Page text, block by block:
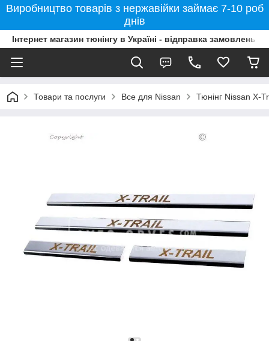
Виробництво товарів з нержавійки займає 7-10 роб
днів
Інтернет магазин тюнінгу в Україні - відправка замовлень
Товари та послуги Все для Nissan Тюнінг Nissan X-